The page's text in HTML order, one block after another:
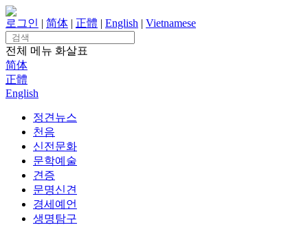
Skip
to
content
로그인 | 简体 | 正體 | English | Vietnamese
Search
for:
전체 메뉴 화살표
简体
正體
English
정견뉴스
천음
신전문화
문학예술
견증
문명신견
경세예언
생명탐구